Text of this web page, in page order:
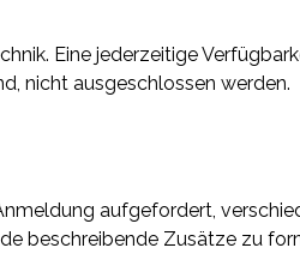
Eine jederzeitige
nicht ausgeschlossen werden.
aufgefordert,
beschreibende Zusätze zu